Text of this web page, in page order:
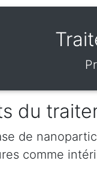
du
de
comme